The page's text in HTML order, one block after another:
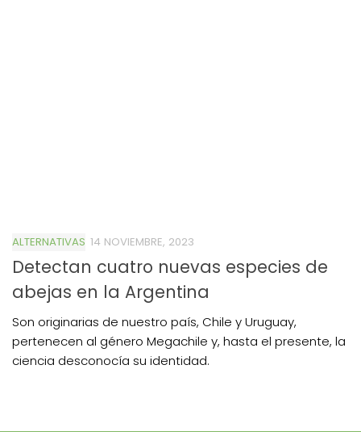
ALTERNATIVAS 14 NOVIEMBRE, 2023
Detectan cuatro nuevas especies de
abejas en la Argentina
Son originarias de nuestro país, Chile y Uruguay,
pertenecen al género Megachile y, hasta el presente, la
ciencia desconocía su identidad.